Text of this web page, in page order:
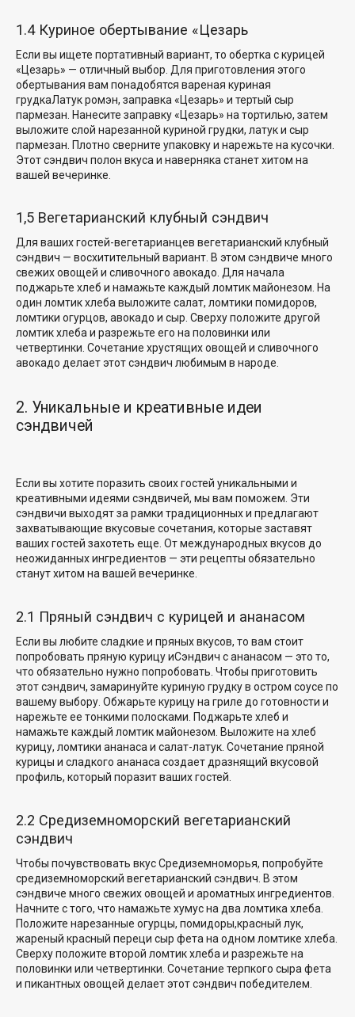
1.4 Куриное обертывание «Цезарь
Если вы ищете портативный вариант, то обертка с курицей
«Цезарь» — отличный выбор. Для приготовления этого
обертывания вам понадобятся вареная куриная
грудкаЛатук ромэн, заправка «Цезарь» и тертый сыр
пармезан. Нанесите заправку «Цезарь» на тортилью, затем
выложите слой нарезанной куриной грудки, латук и сыр
пармезан. Плотно сверните упаковку и нарежьте на кусочки.
Этот сэндвич полон вкуса и наверняка станет хитом на
вашей вечеринке.
1,5 Вегетарианский клубный сэндвич
Для ваших гостей-вегетарианцев вегетарианский клубный
сэндвич — восхитительный вариант. В этом сэндвиче много
свежих овощей и сливочного авокадо. Для начала
поджарьте хлеб и намажьте каждый ломтик майонезом. На
один ломтик хлеба выложите салат, ломтики помидоров,
ломтики огурцов, авокадо и сыр. Сверху положите другой
ломтик хлеба и разрежьте его на половинки или
четвертинки. Сочетание хрустящих овощей и сливочного
авокадо делает этот сэндвич любимым в народе.
2. Уникальные и креативные идеи
сэндвичей
Если вы хотите поразить своих гостей уникальными и
креативными идеями сэндвичей, мы вам поможем. Эти
сэндвичи выходят за рамки традиционных и предлагают
захватывающие вкусовые сочетания, которые заставят
ваших гостей захотеть еще. От международных вкусов до
неожиданных ингредиентов — эти рецепты обязательно
станут хитом на вашей вечеринке.
2.1 Пряный сэндвич с курицей и ананасом
Если вы любите сладкие и пряных вкусов, то вам стоит
попробовать пряную курицу иСэндвич с ананасом — это то,
что обязательно нужно попробовать. Чтобы приготовить
этот сэндвич, замаринуйте куриную грудку в остром соусе по
вашему выбору. Обжарьте курицу на гриле до готовности и
нарежьте ее тонкими полосками. Поджарьте хлеб и
намажьте каждый ломтик майонезом. Выложите на хлеб
курицу, ломтики ананаса и салат-латук. Сочетание пряной
курицы и сладкого ананаса создает дразнящий вкусовой
профиль, который поразит ваших гостей.
2.2 Средиземноморский вегетарианский
сэндвич
Чтобы почувствовать вкус Средиземноморья, попробуйте
средиземноморский вегетарианский сэндвич. В этом
сэндвиче много свежих овощей и ароматных ингредиентов.
Начните с того, что намажьте хумус на два ломтика хлеба.
Положите нарезанные огурцы, помидоры,красный лук,
жареный красный переци сыр фета на одном ломтике хлеба.
Сверху положите второй ломтик хлеба и разрежьте на
половинки или четвертинки. Сочетание терпкого сыра фета
и пикантных овощей делает этот сэндвич победителем.